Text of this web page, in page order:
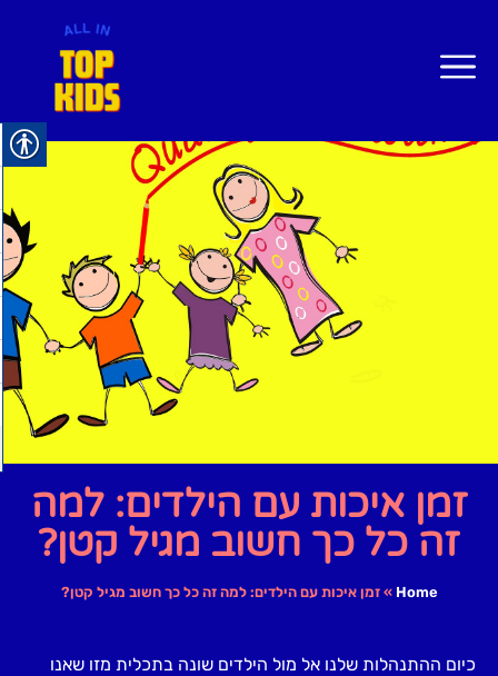
זמן איכות עם הילדים: למה
זה כל כך חשוב מגיל קטן?
Home
»זמן איכות עם הילדים: למה זה כל כך חשוב מגיל קטן?
כיום ההתנהלות שלנו אל מול הילדים שונה בתכלית מזו שאנו